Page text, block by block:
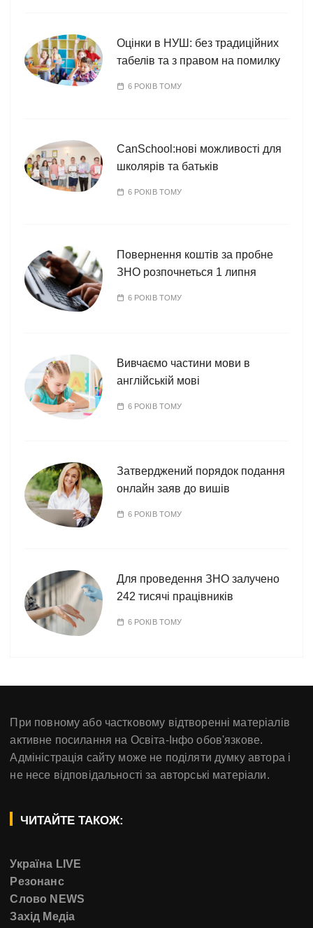
Оцінки в НУШ: без традиційних
табелів та з правом на помилку
6 РОКІВ ТОМУ
CanSchool:нові можливості для
школярів та батьків
6 РОКІВ ТОМУ
Повернення коштів за пробне
ЗНО розпочнеться 1 липня
6 РОКІВ ТОМУ
Вивчаємо частини мови в
англійській мові
6 РОКІВ ТОМУ
Затверджений порядок подання
онлайн заяв до вишів
6 РОКІВ ТОМУ
Для проведення ЗНО залучено
242 тисячі працівників
6 РОКІВ ТОМУ
При повному або частковому відтворенні матеріалів
активне посилання на Освіта-Інфо обов'язкове.
Адміністрація сайту може не поділяти думку автора і
не несе відповідальності за авторські матеріали.
ЧИТАЙТЕ ТАКОЖ:
Україна LIVE
Резонанс
Слово NEWS
Захід Медіа